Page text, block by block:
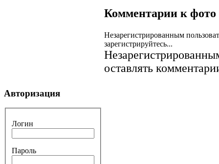
Комментарии к фото
Незарегистрированным
зарегистрируйтесь...
оставлять
Авторизация
Логин
Пароль